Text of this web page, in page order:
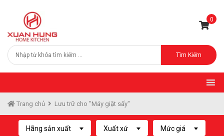
0
Tìm Kiếm
Trang chủ Lưu trữ cho "Máy giặt sấy"
Hãng sản xuất Xuất xứ Mức giá